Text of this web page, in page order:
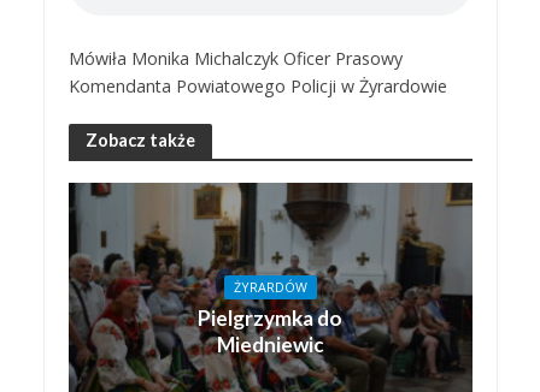
Mówiła Monika Michalczyk Oficer Prasowy
Komendanta Powiatowego Policji w Żyrardowie
Zobacz także
ŻYRARDÓW
Pielgrzymka do
Miedniewic